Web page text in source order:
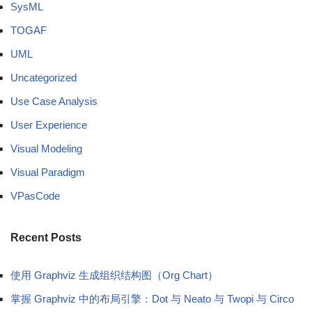
SysML
TOGAF
UML
Uncategorized
Use Case Analysis
User Experience
Visual Modeling
Visual Paradigm
VPasCode
Recent Posts
使用 Graphviz 生成组织结构图（Org Chart）
掌握 Graphviz 中的布局引擎：Dot 与 Neato 与 Twopi 与 Circo